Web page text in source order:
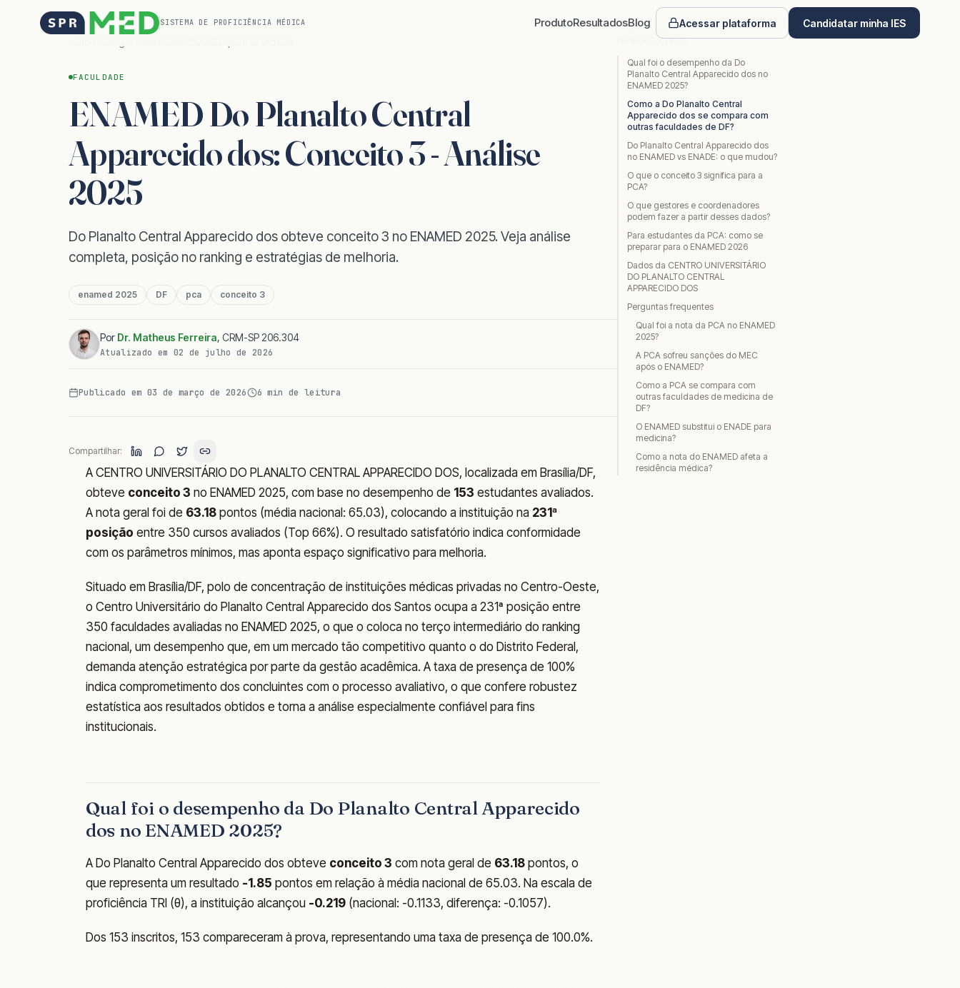
SISTEMA DE PROFICIÊNCIA MÉDICA ProdutoResultadosBlog Acessar plataforma
Candidatar minha IES
FACULDADE
ENAMED Do Planalto Central
Apparecido dos: Conceito 3 - Análise
2025
Do Planalto Central Apparecido dos obteve conceito 3 no ENAMED 2025. Veja análise
completa, posição no ranking e estratégias de melhoria.
enamed 2025 DF pca conceito 3
Por Dr. Matheus Ferreira, CRM-SP 206.304
Atualizado em 02 de julho de 2026
Publicado em 03 de março de 2026 6 min de leitura
Compartilhar:
A CENTRO UNIVERSITÁRIO DO PLANALTO CENTRAL APPARECIDO DOS, localizada em Brasília/DF,
obteve conceito 3 no ENAMED 2025, com base no desempenho de 153 estudantes avaliados.
A nota geral foi de 63.18 pontos (média nacional: 65.03), colocando a instituição na 231ª
posição entre 350 cursos avaliados (Top 66%). O resultado satisfatório indica conformidade
com os parâmetros mínimos, mas aponta espaço significativo para melhoria.
Situado em Brasília/DF, polo de concentração de instituições médicas privadas no Centro-Oeste,
o Centro Universitário do Planalto Central Apparecido dos Santos ocupa a 231ª posição entre
350 faculdades avaliadas no ENAMED 2025, o que o coloca no terço intermediário do ranking
nacional, um desempenho que, em um mercado tão competitivo quanto o do Distrito Federal,
demanda atenção estratégica por parte da gestão acadêmica. A taxa de presença de 100%
indica comprometimento dos concluintes com o processo avaliativo, o que confere robustez
estatística aos resultados obtidos e torna a análise especialmente confiável para fins
institucionais.
Qual foi o desempenho da Do Planalto Central Apparecido
dos no ENAMED 2025?
A Do Planalto Central Apparecido dos obteve conceito 3 com nota geral de 63.18 pontos, o
que representa um resultado -1.85 pontos em relação à média nacional de 65.03. Na escala de
proficiência TRI (θ), a instituição alcançou -0.219 (nacional: -0.1133, diferença: -0.1057).
Dos 153 inscritos, 153 compareceram à prova, representando uma taxa de presença de 100.0%.
NESTE ARTIGO
Qual foi o desempenho da Do
Planalto Central Apparecido dos no
ENAMED 2025?
Como a Do Planalto Central
Apparecido dos se compara com
outras faculdades de DF?
Do Planalto Central Apparecido dos
no ENAMED vs ENADE: o que mudou?
O que o conceito 3 significa para a
PCA?
O que gestores e coordenadores
podem fazer a partir desses dados?
Para estudantes da PCA: como se
preparar para o ENAMED 2026
Dados da CENTRO UNIVERSITÁRIO
DO PLANALTO CENTRAL
APPARECIDO DOS
Perguntas frequentes
Qual foi a nota da PCA no ENAMED
2025?
A PCA sofreu sanções do MEC
após o ENAMED?
Como a PCA se compara com
outras faculdades de medicina de
DF?
O ENAMED substitui o ENADE para
medicina?
Como a nota do ENAMED afeta a
residência médica?